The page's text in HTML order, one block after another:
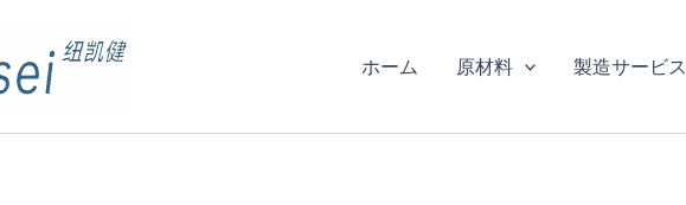
ホーム 原材料 製造サービス